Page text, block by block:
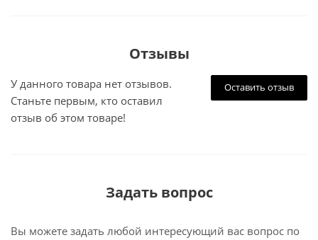
Отзывы
Оставить отзыв
У данного товара нет отзывов.
Станьте первым, кто оставил
отзыв об этом товаре!
Задать вопрос
Вы можете задать любой интересующий вас вопрос по